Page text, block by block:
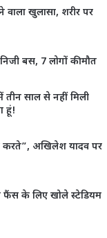
वाला खुलासा, शरीर पर
बस, 7 लोगों की मौत
साल से नहीं मिली
हूं!
करते”, अखिलेश यादव पर
फैंस के लिए खोले स्टेडियम